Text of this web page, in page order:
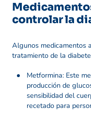
controlar la
Algunos medicamentos
tratamiento de la
Metformina: Este
producción de
sensibilidad del
recetado para